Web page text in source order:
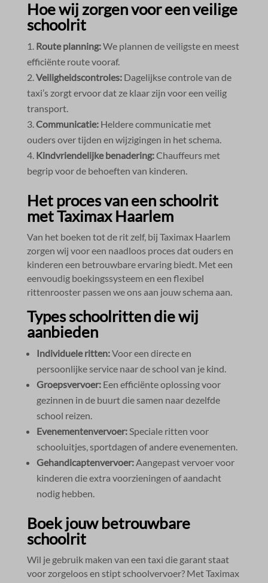
Hoe wij zorgen voor een veilige
schoolrit
Route planning:We plannen de veiligste en meest
efficiënte route vooraf.​
Veiligheidscontroles:Dagelijkse controle van de
taxi’s zorgt ervoor dat ze klaar zijn voor een veilig
transport.​
Communicatie:Heldere communicatie met
ouders over tijden en wijzigingen in het schema.​
Kindvriendelijke benadering:Chauffeurs met
begrip voor de behoeften van kinderen.​
Het proces van een schoolrit
met Taximax Haarlem
Van het boeken tot de rit zelf, bij Taximax Haarlem
zorgen wij voor een naadloos proces dat ouders en
kinderen een betrouwbare ervaring biedt.​ Met een
eenvoudig boekingssysteem en een flexibel
rittenrooster passen we ons aan jouw schema aan.​
Types schoolritten die wij
aanbieden
Individuele ritten:Voor een directe en
persoonlijke service naar de school van je kind.​
Groepsvervoer:Een efficiënte oplossing voor
gezinnen in de buurt die samen naar dezelfde
school reizen.​
Evenementenvervoer:Speciale ritten voor
schooluitjes, sportdagen of andere evenementen.​
Gehandicaptenvervoer:Aangepast vervoer voor
kinderen die extra voorzieningen of aandacht
nodig hebben.​
Boek jouw betrouwbare
schoolrit
Wil je gebruik maken van een taxi die garant staat
voor zorgeloos en stipt schoolvervoer? Met Taximax